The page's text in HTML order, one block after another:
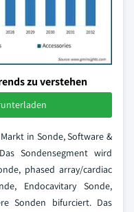
zu verstehen
in Sonde, Software &
Sondensegment wird
phased array/cardiac
Endocavitary Sonde,
Sonden bifurciert. Das